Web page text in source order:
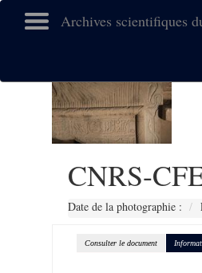
Archives scientifiques
CNRS-
Date de la photographie :
Consulter le document